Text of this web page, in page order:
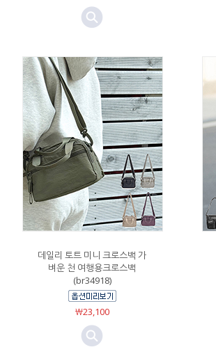
데일리 토트 미니 크로스백 가
벼운 천 여행용크로스백
(br34918)
￦23,100